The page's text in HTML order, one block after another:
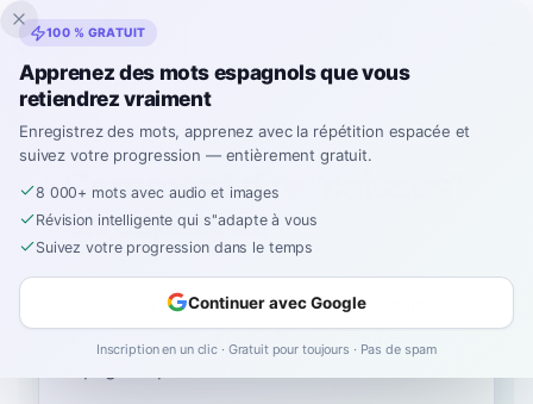
Inklingo
Accueil›Espagnol›French → espagnol ›caisses
Comment dire "caisses"
en espagnol
Le mot espagnol pour“caisses”est
A1 niveau.C'est un mot très courant en
100 % GRATUIT
Apprenez des mots espagnols que vous
retiendrez vraiment
Enregistrez des mots, apprenez avec la répétition espacée et
suivez votre progression — entièrement gratuit.
8 000+ mots avec audio et images
Révision intelligente qui s''adapte à vous
Suivez votre progression dans le temps
Continuer avec Google
Inscription en un clic · Gratuit pour toujours · Pas de spam